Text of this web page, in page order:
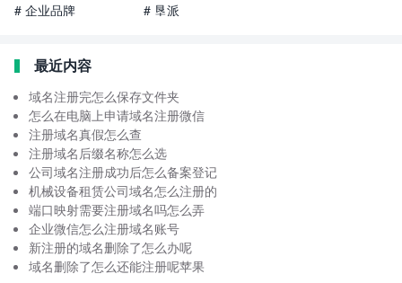
# 企业品牌
# 垦派
最近内容
域名注册完怎么保存文件夹
怎么在电脑上申请域名注册微信
注册域名真假怎么查
注册域名后缀名称怎么选
公司域名注册成功后怎么备案登记
机械设备租赁公司域名怎么注册的
端口映射需要注册域名吗怎么弄
企业微信怎么注册域名账号
新注册的域名删除了怎么办呢
域名删除了怎么还能注册呢苹果